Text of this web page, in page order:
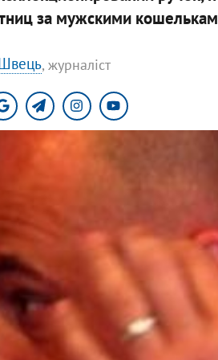
за мужскими
, журналіст